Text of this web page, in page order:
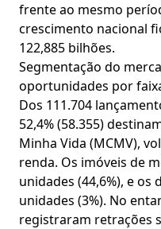
frente ao mesmo
crescimento nacional
122,885 bilhões.
Segmentação do
oportunidades por
Dos 111.704
52,4% (58.355)
Minha Vida (MCMV),
renda. Os imóveis de
unidades (44,6%), e os
unidades (3%). No
registraram retrações